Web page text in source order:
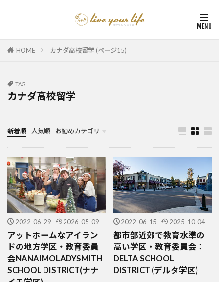
HOME カナダ高校留学 (ページ15)
TAG
カナダ高校留学
新着順 人気順 お勧めカテゴリ
カナダ中学・高校留学
カナダ親子留学・教育移住
体験談（カナダ高校留学・親子移住）
カナダ留学カウンセリング内容実例集
2022-06-29 2026-05-09
アットホームなアイラン
ドの地方学区・教育委員
会NANAIMOLADYSMITH
SCHOOL DISTRICT(ナナ
2022-06-15 2025-10-04
都市部近郊で教育水準の
高い学区・教育委員会：
DELTA SCHOOL
DISTRICT (デルタ学区)